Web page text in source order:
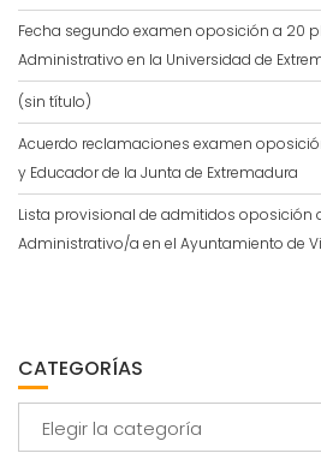
Fecha segundo examen oposición a 20
Administrativo en la Universidad de
(sin título)
Acuerdo reclamaciones examen
y Educador de la Junta de Extremadura
Lista provisional de admitidos oposición
Administrativo/a en el Ayuntamiento de
CATEGORÍAS